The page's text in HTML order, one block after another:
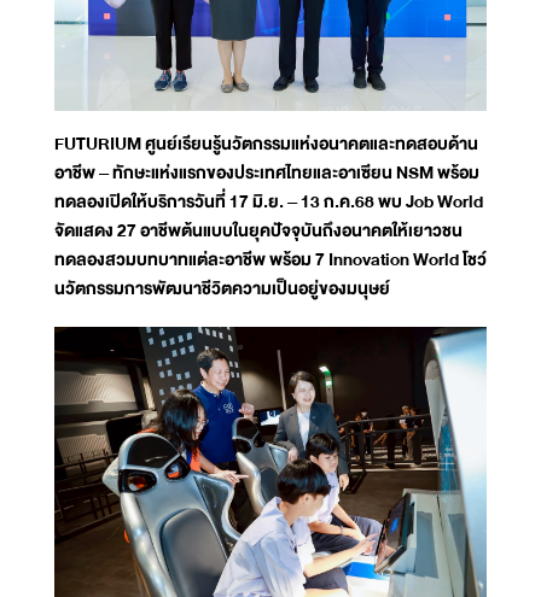
FUTURIUM ศูนย์เรียนรู้นวัตกรรมแห่งอนาคตและทดสอบด้าน
อาชีพ – ทักษะแห่งแรกของประเทศไทยและอาเซียน NSM พร้อม
ทดลองเปิดให้บริการวันที่ 17 มิ.ย. – 13 ก.ค.68 พบ Job World
จัดแสดง 27 อาชีพต้นแบบในยุคปัจจุบันถึงอนาคตให้เยาวชน
ทดลองสวมบทบาทแต่ละอาชีพ พร้อม 7 Innovation World โชว์
นวัตกรรมการพัฒนาชีวิตความเป็นอยู่ของมนุษย์